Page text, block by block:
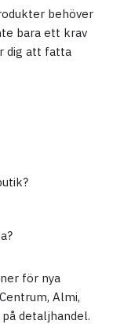
behöver
bara ett krav
dig att fatta
för nya
Almi,
detaljhandel.